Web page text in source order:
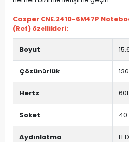
Casper CNE.2410-6M47P
(Ref) özellikleri:
Boyut
Çözünürlük
Hertz
Soket 40
Aydınlatma LED